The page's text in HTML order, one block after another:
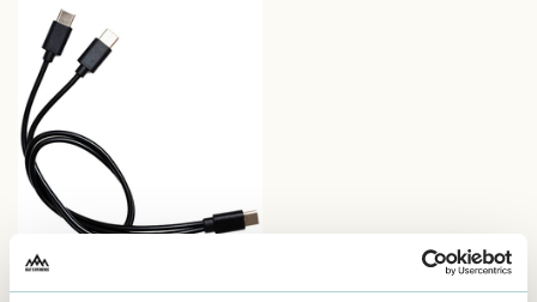
HeatX Split Charging Cable USBC-